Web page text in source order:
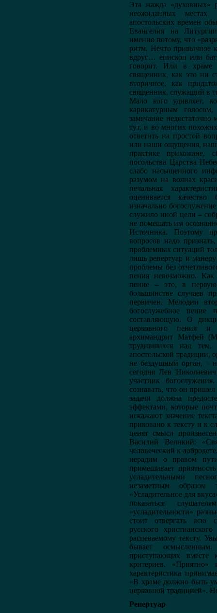
Эта жажда «духовных»
неожиданных
апостольских времен
Евангелия на
именно потому, что
ритм. Нечто привычное
вдруг… епископ или
говорит. Или в храме
священник, как это ни
вторичное, как
священник, служащий в
Мало кого удивляет,
карикатурным
замечание
тут, и во многих
ответить на простой
или наши ощущения,
практике прихожане,
посольства Царства
слабо насыщенного
разумом на волнах
печальная
оценивается
изначально
служило иной цели –
не помешать им
Источника. Поэтому
вопросов надо
проблемных ситуаций
лишь репертуар и
проблемы без
пения невозможно. Как
пение – это, в первую
большинстве случаев
первичен. Мелодии
богослужебное пение
составляющую. О
церковного пения и
архимандрит Матфей
трудившихся над
апостольской традиции,
не бездушный орга́н, –
сегодня Лев
участник
сознавать, что он
задачи должна
эффектами, которые
искажают значение
приковано к тексту и к
ценят смысл
Василий Великий:
человеческий к
нерадим о правом
примешивает
усладительными
незаметным
«Усладительное для
показаться
«усладительности»
стоит отвергать всю
русского
распеваемому тексту.
бывает
приступающих
критериев.
характеристика
«В храме должно быть
церковной традицией».
Репертуар